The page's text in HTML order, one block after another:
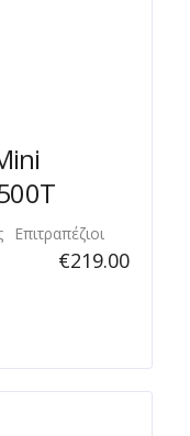
Επιτραπέζιοι
€219.00